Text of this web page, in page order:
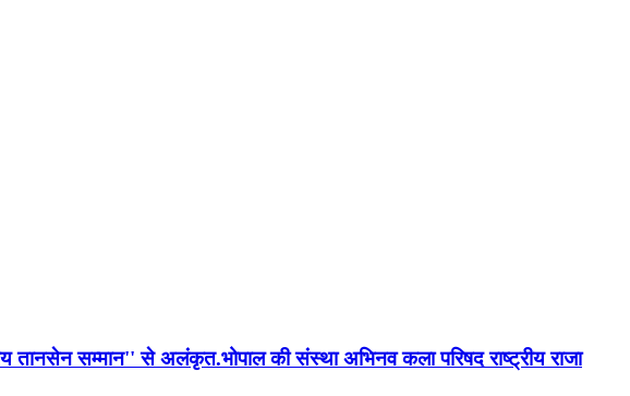
तानसेन सम्मान'' से अलंकृत.भोपाल की संस्था अभिनव कला परिषद राष्ट्रीय राजा